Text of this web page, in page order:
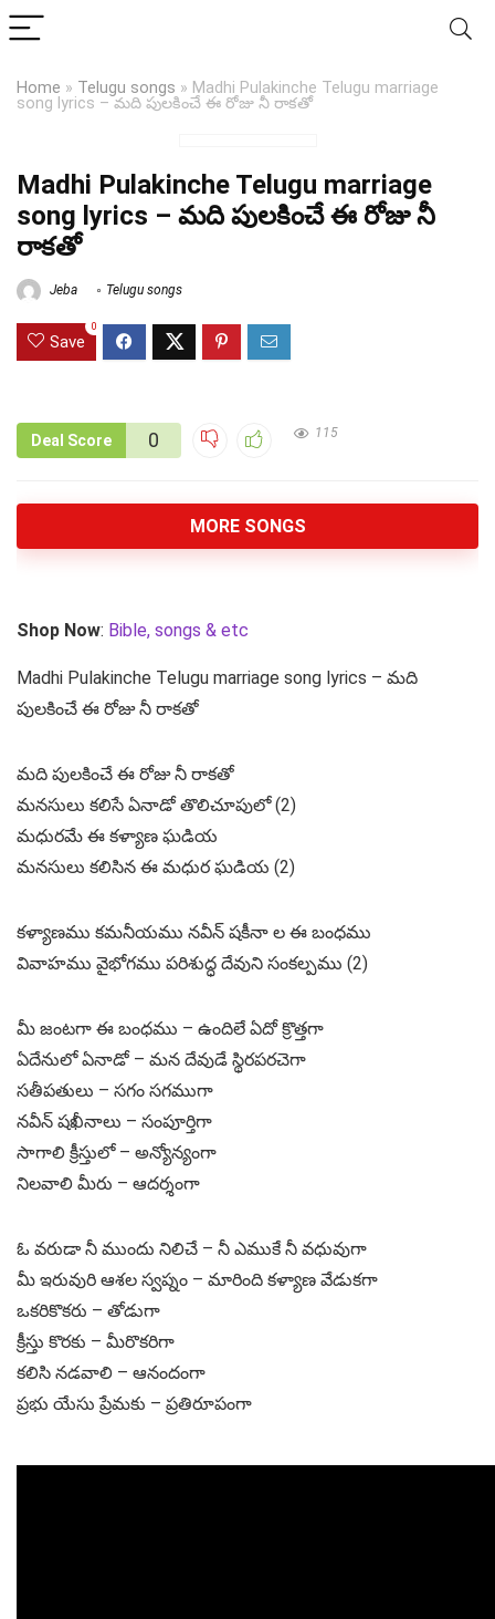
Home » Telugu songs » Madhi Pulakinche Telugu marriage
song lyrics – మది పులకించే ఈ రోజు నీ రాకతో
Madhi Pulakinche Telugu marriage
song lyrics – మది పులకించే ఈ రోజు నీ
రాకతో
Jeba Telugu songs
Save
0
Deal Score 0 115
MORE SONGS
Shop Now: Bible, songs & etc
Madhi Pulakinche Telugu marriage song lyrics – మది
పులకించే ఈ రోజు నీ రాకతో
మది పులకించే ఈ రోజు నీ రాకతో
మనసులు కలిసే ఏనాడో తొలిచూపులో (2)
మధురమే ఈ కళ్యాణ ఘడియ
మనసులు కలిసిన ఈ మధుర ఘడియ (2)
కళ్యాణము కమనీయము నవీన్ షకీనా ల ఈ బంధము
వివాహము వైభోగము పరిశుద్ధ దేవుని సంకల్పము (2)
మీ జంటగా ఈ బంధము – ఉందిలే ఏదో క్రొత్తగా
ఏదేనులో ఏనాడో – మన దేవుడే స్థిరపరచెగా
సతీపతులు – సగం సగముగా
నవీన్ షఖీనాలు – సంపూర్తిగా
సాగాలి క్రీస్తులో – అన్యోన్యంగా
నిలవాలి మీరు – ఆదర్శంగా
ఓ వరుడా నీ ముందు నిలిచే – నీ ఎముకే నీ వధువుగా
మీ ఇరువురి ఆశల స్వప్నం – మారింది కళ్యాణ వేడుకగా
ఒకరికొకరు – తోడుగా
క్రీస్తు కొరకు – మీరొకరిగా
కలిసి నడవాలి – ఆనందంగా
ప్రభు యేసు ప్రేమకు – ప్రతిరూపంగా